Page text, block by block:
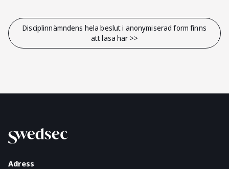
Disciplinnämndens hela beslut i anonymiserad form finns
att läsa här >>
Adress